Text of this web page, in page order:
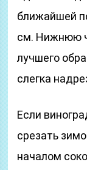
ближайшей
см. Нижнюю
лучшего
слегка
Если
срезать
началом